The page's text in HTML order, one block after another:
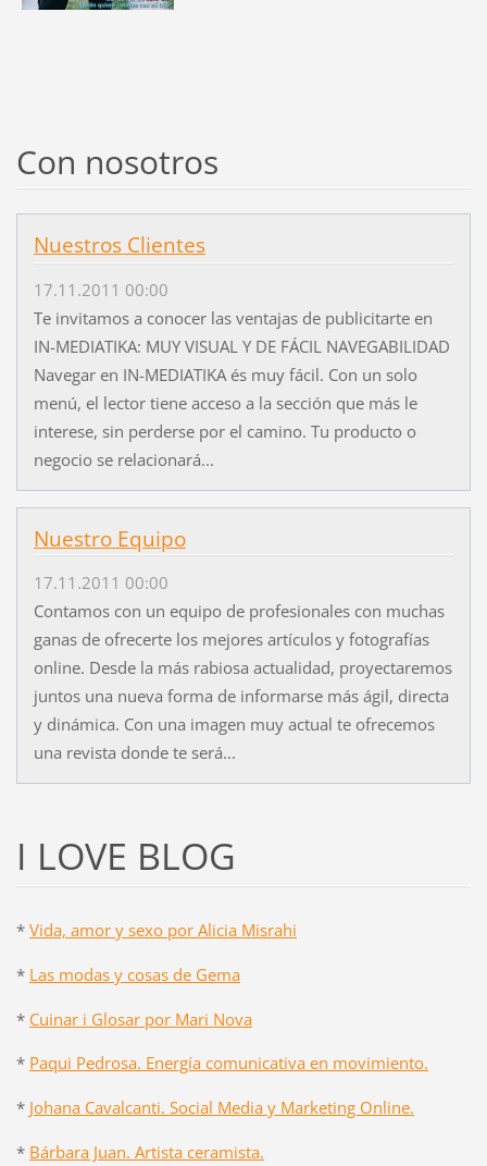
Con nosotros
Nuestros Clientes
17.11.2011 00:00
Te invitamos a conocer las ventajas de publicitarte en
IN-MEDIATIKA: MUY VISUAL Y DE FÁCIL NAVEGABILIDAD
Navegar en IN-MEDIATIKA és muy fácil. Con un solo
menú, el lector tiene acceso a la sección que más le
interese, sin perderse por el camino. Tu producto o
negocio se relacionará...
Nuestro Equipo
17.11.2011 00:00
Contamos con un equipo de profesionales con muchas
ganas de ofrecerte los mejores artículos y fotografías
online. Desde la más rabiosa actualidad, proyectaremos
juntos una nueva forma de informarse más ágil, directa
y dinámica. Con una imagen muy actual te ofrecemos
una revista donde te será...
I LOVE BLOG
* Vida, amor y sexo por Alicia Misrahi
* Las modas y cosas de Gema
* Cuinar i Glosar por Mari Nova
* Paqui Pedrosa. Energía comunicativa en movimiento.
* Johana Cavalcanti. Social Media y Marketing Online.
* Bárbara Juan. Artista ceramista.